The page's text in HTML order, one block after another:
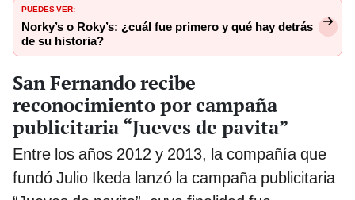
PUEDES VER:
Norky’s o Roky’s: ¿cuál fue primero y qué hay detrás
de su historia?
San Fernando recibe
reconocimiento por campaña
publicitaria “Jueves de pavita”
Entre los años 2012 y 2013, la compañía que
fundó Julio Ikeda lanzó la campaña publicitaria